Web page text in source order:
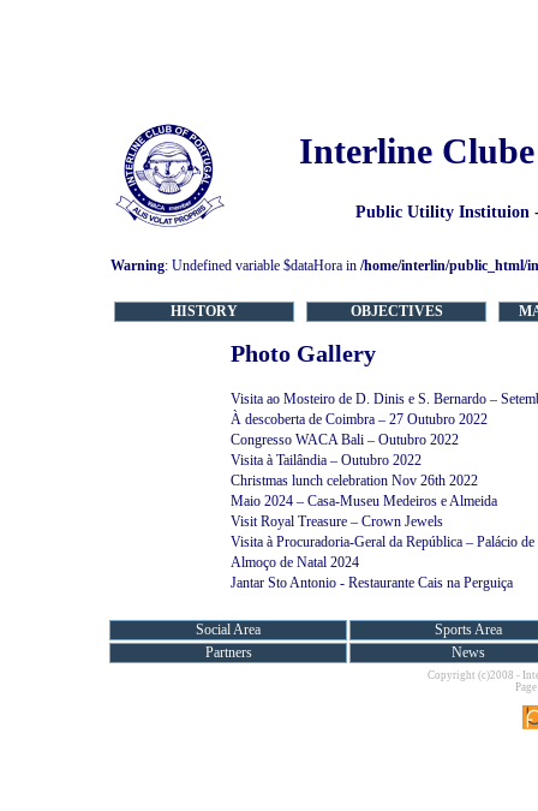
Interline
Public Utility Instituion
Warning: Undefined variable $dataHora in /home/interlin/public_html/
HISTORY OBJECTIVES
Photo Gallery
Visita ao Mosteiro de D. Dinis e S. Bernardo –
À descoberta de Coimbra – 27 Outubro 2022
Congresso WACA Bali – Outubro 2022
Visita à Tailândia – Outubro 2022
Christmas lunch celebration Nov 26th 2022
Maio 2024 – Casa-Museu Medeiros e Almeida
Visit Royal Treasure – Crown Jewels
Visita à Procuradoria-Geral da República – Palácio de
Almoço de Natal 2024
Jantar Sto Antonio - Restaurante Cais na Perguiça
Social Area
Sports Area
Partners
News
Copyright (c)2008 -